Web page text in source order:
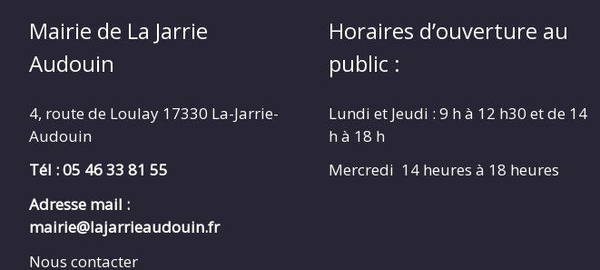
Mairie de La Jarrie
Audouin
4, route de Loulay 17330 La-Jarrie-
Audouin
Tél : 05 46 33 81 55
Adresse mail :
mairie@lajarrieaudouin.fr
Nous contacter
Horaires d’ouverture au
public :
Lundi et Jeudi : 9 h à 12 h30 et de 14
h à 18 h
Mercredi 14 heures à 18 heures